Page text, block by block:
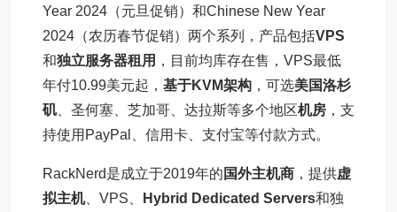
Year 2024（元旦促销）和Chinese New Year
2024（农历春节促销）两个系列，产品包括VPS
和独立服务器租用 ，目前均库存在售，VPS最低
年付10.99美元起， 基于KVM架构 ，可选美国洛杉
矶、圣何塞、芝加哥、达拉斯等多个地区机房 ，支
持使用PayPal、信用卡、支付宝等付款方式。
RackNerd是成立于2019年的 国外主机商 ，提供虚
拟主机、VPS、 Hybrid Dedicated Servers和独